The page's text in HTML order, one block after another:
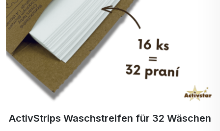
L-Arginin AKG
L-Arginin-Alpha-
Ketoglutarat wird als eine
weiterentwickelte Form des
klassischen L-Arginins
bezeichnet. Diese
Aminosäure ist an der
körpereigenen Produktion
von Stickstoffmonoxid NO
Blutdruck. Sie hat eine
ActivStrips Waschstreifen für 32 Wäschen